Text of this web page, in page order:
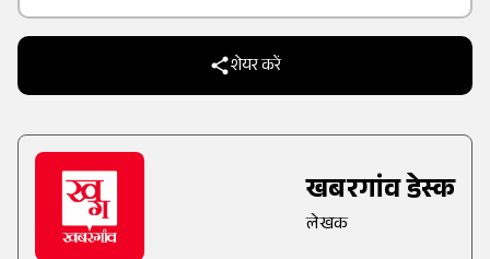
शेयर करें
खबरगांव डेस्क
लेखक